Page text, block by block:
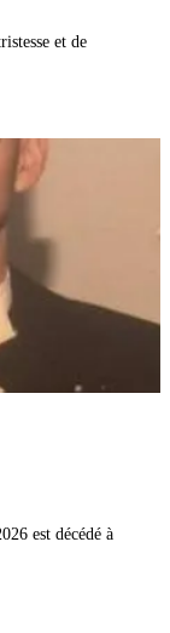
et de
est décédé à